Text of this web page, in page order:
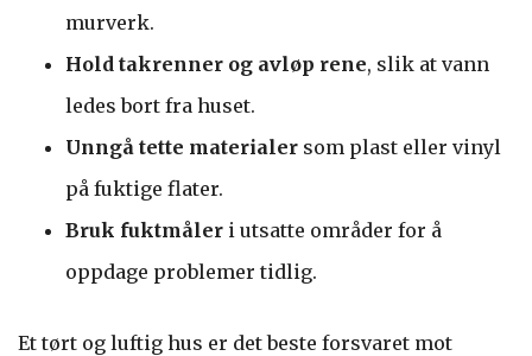
murverk.
Hold takrenner og avløp rene, slik at vann
ledes bort fra huset.
Unngå tette materialer som plast eller vinyl
på fuktige flater.
Bruk fuktmåler i utsatte områder for å
oppdage problemer tidlig.
Et tørt og luftig hus er det beste forsvaret mot